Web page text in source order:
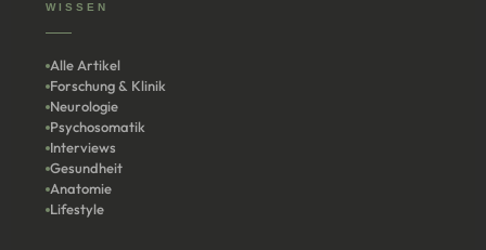
WISSEN
Alle Artikel
Forschung & Klinik
Neurologie
Psychosomatik
Interviews
Gesundheit
Anatomie
Lifestyle